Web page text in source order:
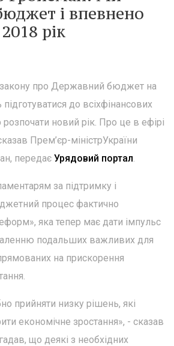
і впевнено
рік
про Державний бюджет на
до всіхфінансових
новий рік. Про це в ефірі
Прем’єр-міністрУкраїни
передає Урядовий портал.
за підтримку і
процес фактично
яка тепер має дати імпульс
подальших важливих для
на прискорення
прийняти низку рішень, які
економічне зростання», - сказав
що деякі з необхідних